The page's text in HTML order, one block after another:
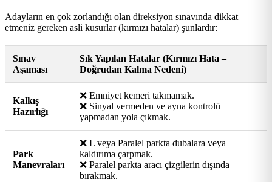
Adayların en çok zorlandığı olan direksiyon sınavında dikkat
etmeniz gereken asli kusurlar (kırmızı hatalar) şunlardır:
Sınav
Aşaması
Sık Yapılan Hatalar (Kırmızı Hata –
Doğrudan Kalma Nedeni)
Kalkış
Hazırlığı
❌ Emniyet kemeri takmamak.
❌ Sinyal vermeden ve ayna kontrolü
yapmadan yola çıkmak.
Park
Manevraları
❌ L veya Paralel parkta dubalara veya
kaldırıma çarpmak.
❌ Paralel parkta aracı çizgilerin dışında
bırakmak.